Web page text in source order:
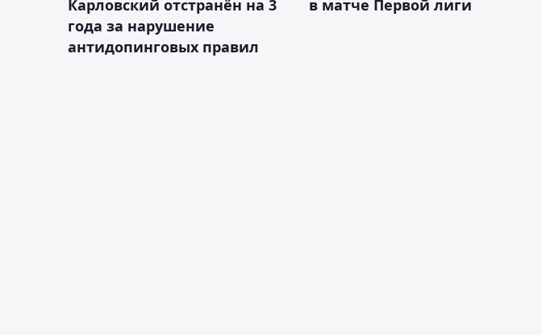
Карловский отстранён на 3
года за нарушение
антидопинговых правил
в матче Первой лиги